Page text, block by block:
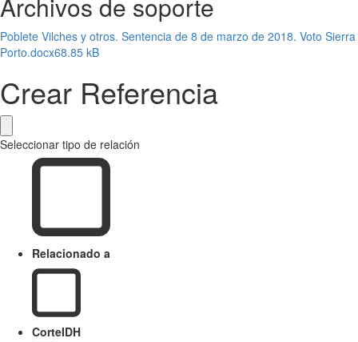
Poblete Vilches y otros. Sentencia de 8 de marzo de 2018. Voto Sierra
Porto.docx68.85 kB
Crear Referencia
Seleccionar tipo de relación
Relacionado a
CorteIDH